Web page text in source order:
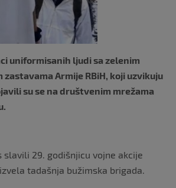
uniformisanih ljudi sa zelenim
Armije RBiH, koji uzvikuju
su se na društvenim mrežama
slavili 29. godišnjicu vojne akcije
tadašnja bužimska brigada.